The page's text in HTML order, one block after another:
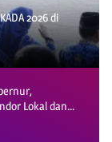
2026 di
Lokal dan